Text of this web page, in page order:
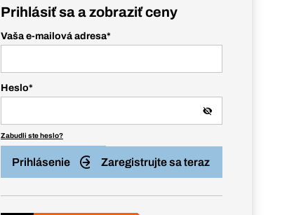
Prihlásiť sa a zobraziť ceny
Vaša e-mailová adresa*
Heslo*
Zabudli ste heslo?
Prihlásenie Zaregistrujte sa teraz